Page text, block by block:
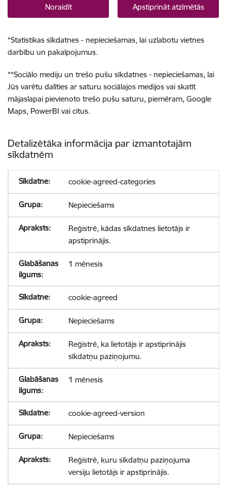
Noraidīt Apstiprināt atzīmētās
*Statistikas sīkdatnes - nepieciešamas, lai uzlabotu vietnes
darbību un pakalpojumus.
**Sociālo mediju un trešo pušu sīkdatnes - nepieciešamas, lai
Jūs varētu dalīties ar saturu sociālajos medijos vai skatīt
mājaslapai pievienoto trešo pušu saturu, piemēram, Google
Maps, PowerBI vai citus.
Detalizētāka informācija par izmantotajām
sīkdatnēm
cookie-agreed-categories
Nepieciešams
Reģistrē, kādas sīkdatnes lietotājs ir
apstiprinājis.
1 mēnesis
cookie-agreed
Nepieciešams
Reģistrē, ka lietotājs ir apstiprinājis
sīkdatņu paziņojumu.
1 mēnesis
cookie-agreed-version
Nepieciešams
Reģistrē, kuru sīkdatņu paziņojuma
versiju lietotājs ir apstiprinājis.